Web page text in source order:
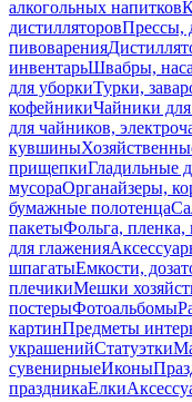
алкогольных напитков
дистилляторовПрессы,
пивоварения
инвентарьШвабры,
для уборкиТурки,
кофейникиЧайники
для чайников,
кувшины
прищепкиГладильные
мусораОрганайзеры,
бумажные полотенца
пакетыФольга, пленка,
для глажения
шпагатыЕмкости,
плечикиМешки
постерыФотоальбомы
картинПредметы
украшенийСтатуэтки
сувенирныеИконы
праздникаЕлки